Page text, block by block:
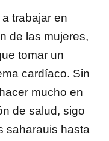
trabajar en
de las mujeres,
tomar un
cardíaco. Sin
mucho en
de salud, sigo
saharauis hasta